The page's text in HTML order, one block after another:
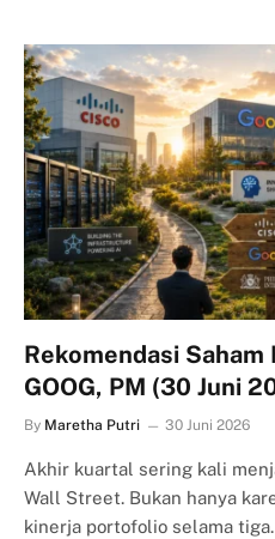
Rekomendasi Saham
GOOG, PM (30 Juni
By Maretha Putri 30 Juni 2026
Akhir kuartal sering kali
Wall Street. Bukan hanya
kinerja portofolio selama